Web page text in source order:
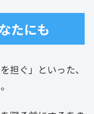
たにも
担ぐ」といった、